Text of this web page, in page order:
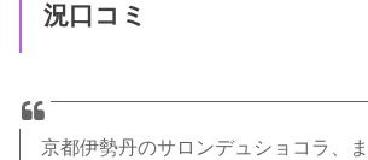
況口コミ
京都伊勢丹のサロンデュショコラ、